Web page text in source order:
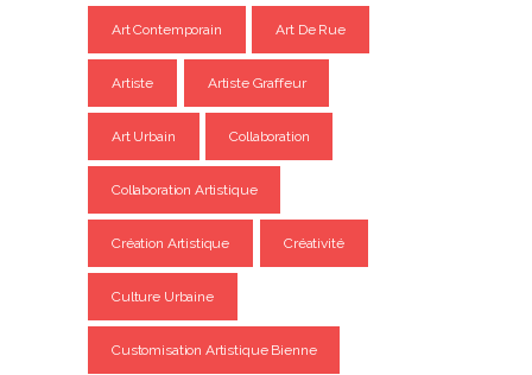
Art Contemporain Art De Rue
Artiste Artiste Graffeur
Art Urbain Collaboration
Collaboration Artistique
Création Artistique Créativité
Culture Urbaine
Customisation Artistique Bienne